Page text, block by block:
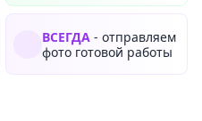
ВСЕГДА - отправляем
фото готовой работы